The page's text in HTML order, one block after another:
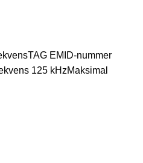
EMID-nummer
125 kHzMaksimal